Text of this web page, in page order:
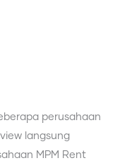
perusahaan
langsung
MPM Rent